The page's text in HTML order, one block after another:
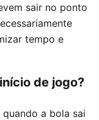
sair no ponto
tempo e
de jogo?
a bola sai